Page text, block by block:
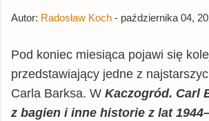
Autor: Radosław Koch - października 04,
Pod koniec miesiąca pojawi się
przedstawiający jedne z
Carla Barksa. W Kaczogród. Carl
z bagien i inne historie z lat